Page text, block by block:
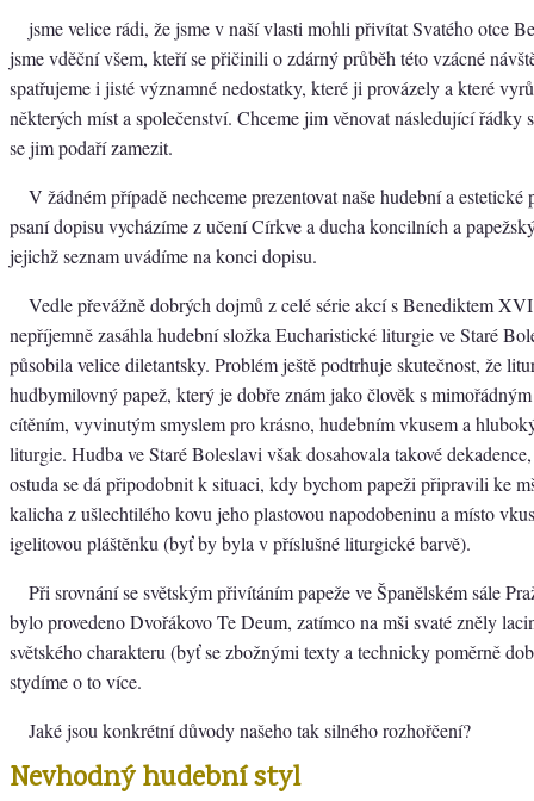
jsme velice rádi, že jsme v naší vlasti mohli přivítat Svatého otce
jsme vděční všem, kteří se přičinili o zdárný průběh této vzácné
spatřujeme i jisté významné nedostatky, které ji provázely a které
některých míst a společenství. Chceme jim věnovat následující řádky
se jim podaří zamezit.
V žádném případě nechceme prezentovat naše hudební a estetické
psaní dopisu vycházíme z učení Církve a ducha koncilních a
jejichž seznam uvádíme na konci dopisu.
Vedle převážně dobrých dojmů z celé série akcí s Benediktem
nepříjemně zasáhla hudební složka Eucharistické liturgie ve Staré
působila velice diletantsky. Problém ještě podtrhuje skutečnost, že
hudbymilovný papež, který je dobře znám jako člověk s
cítěním, vyvinutým smyslem pro krásno, hudebním vkusem a
liturgie. Hudba ve Staré Boleslavi však dosahovala takové
ostuda se dá připodobnit k situaci, kdy bychom papeži připravili ke
kalicha z ušlechtilého kovu jeho plastovou napodobeninu a místo
igelitovou pláštěnku (byť by byla v příslušné liturgické barvě).
Při srovnání se světským přivítáním papeže ve Španělském sále
bylo provedeno Dvořákovo Te Deum, zatímco na mši svaté zněly
světského charakteru (byť se zbožnými texty a technicky poměrně
stydíme o to více.
Jaké jsou konkrétní důvody našeho tak silného rozhořčení?
Nevhodný hudební styl